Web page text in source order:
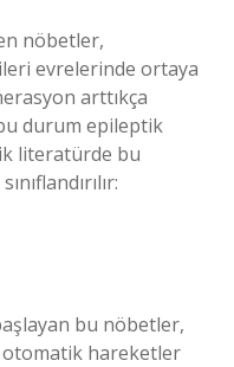
nöbetler,
evrelerinde ortaya
arttıkça
durum epileptik
literatürde bu
bu nöbetler,
otomatik hareketler